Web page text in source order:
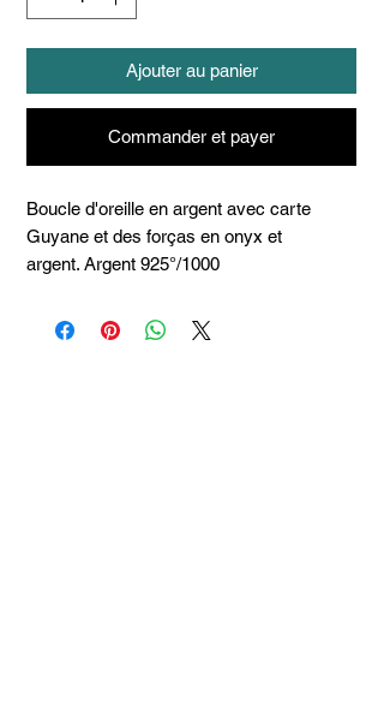
Ajouter au panier
Commander et payer
Boucle d'oreille en argent avec carte
Guyane et des forças en onyx et
argent. Argent 925°/1000